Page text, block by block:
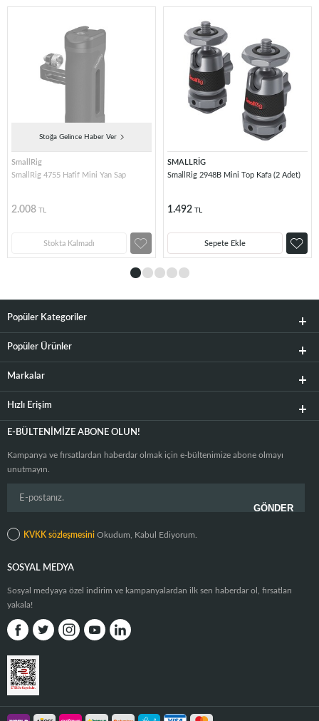
Stoğa Gelince Haber Ver
SmallRig
SmallRig 4755 Hafif Mini Yan Sap
2.008 TL
Stokta Kalmadı
SMALLRİG
SmallRig 2948B Mini Top Kafa (2 Adet)
1.492 TL
Sepete Ekle
Popüler Kategoriler
Popüler Ürünler
Markalar
Hızlı Erişim
E-BÜLTENIMIZE ABONE OLUN!
Kampanya ve fırsatlardan haberdar olmak için e-bültenimize abone olmayı
unutmayın.
KVKK sözleşmesini Okudum, Kabul Ediyorum.
SOSYAL MEDYA
Sosyal medyaya özel indirim ve kampanyalardan ilk sen haberdar ol, fırsatları
yakala!